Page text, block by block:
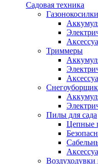
Садовая техника
Газонокосилки
Триммеры
Пилы для сада
Цепные